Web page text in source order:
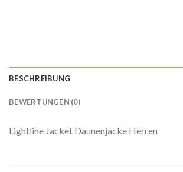
BESCHREIBUNG
BEWERTUNGEN (0)
Lightline Jacket Daunenjacke Herren